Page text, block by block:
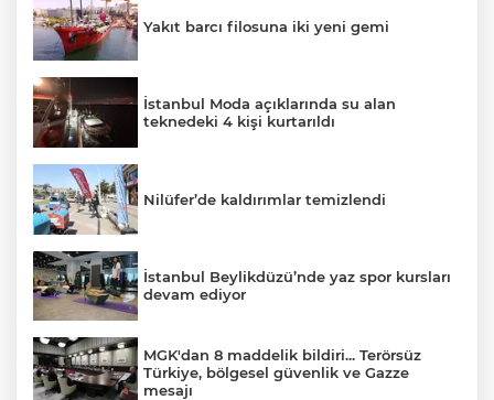
Yakıt barcı filosuna iki yeni gemi
İstanbul Moda açıklarında su alan
teknedeki 4 kişi kurtarıldı
Nilüfer’de kaldırımlar temizlendi
İstanbul Beylikdüzü’nde yaz spor kursları
devam ediyor
MGK'dan 8 maddelik bildiri... Terörsüz
Türkiye, bölgesel güvenlik ve Gazze
mesajı